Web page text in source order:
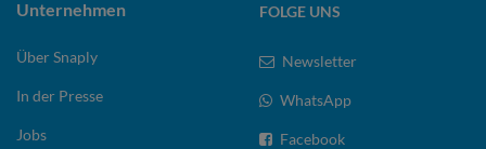
Unternehmen
Über Snaply
In der Presse
Jobs
FOLGE UNS
Newsletter
WhatsApp
Facebook